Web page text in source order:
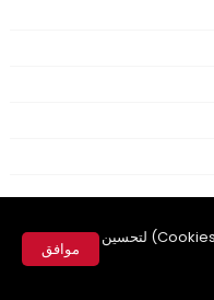
يستخدم هذا الموقع ملفات تعريف الارتباط (Cookies) لتحسين
موافق